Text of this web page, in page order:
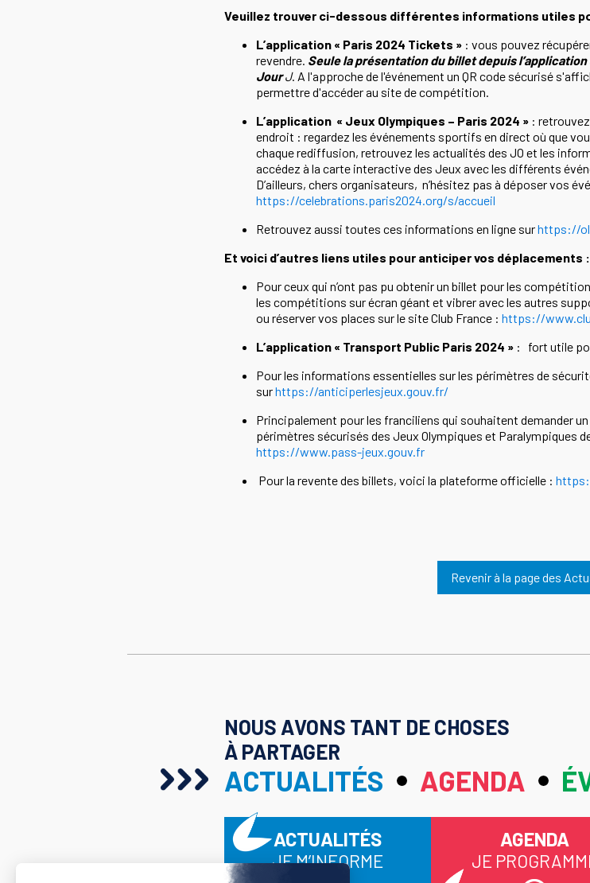
Veuillez trouver ci-dessous différentes informations utiles
L’application « Paris 2024 Tickets » : vous pouvez
revendre. Seule la présentation du billet depuis
Jour J. A l'approche de l'événement un QR code sécurisé
permettre d'accéder au site de compétition.
L’application « Jeux Olympiques – Paris 2024 » :
endroit : regardez les événements sportifs en direct où que
chaque rediffusion, retrouvez les actualités des JO et les
accédez à la carte interactive des Jeux avec les différents
D’ailleurs, chers organisateurs, n’hésitez pas à déposer vos
https://celebrations.paris2024.org/s/accueil
Retrouvez aussi toutes ces informations en ligne surhttps://
Et voici d’autres liens utiles pour anticiper vos déplacements :
Pour ceux qui n’ont pas pu obtenir un billet pour les
les compétitions sur écran géant et vibrer avec les autres
ou réserver vos places sur le site Club France : https://
L’application « Transport Public Paris 2024 » : fort utile
Pour les informations essentielles sur les périmètres de
surhttps://anticiperlesjeux.gouv.fr/
Principalement pour les franciliens qui souhaitent demander
périmètres sécurisés des Jeux Olympiques et Paralympiques
https://www.pass-jeux.gouv.fr
Pour la revente des billets, voici la plateforme officielle :
Revenir à la page des
NOUS AVONS TANT DE CHOSES
À PARTAGER
ACTUALITÉS AGENDA
ACTUALITÉS
JE M’INFORME
AGENDA
JE